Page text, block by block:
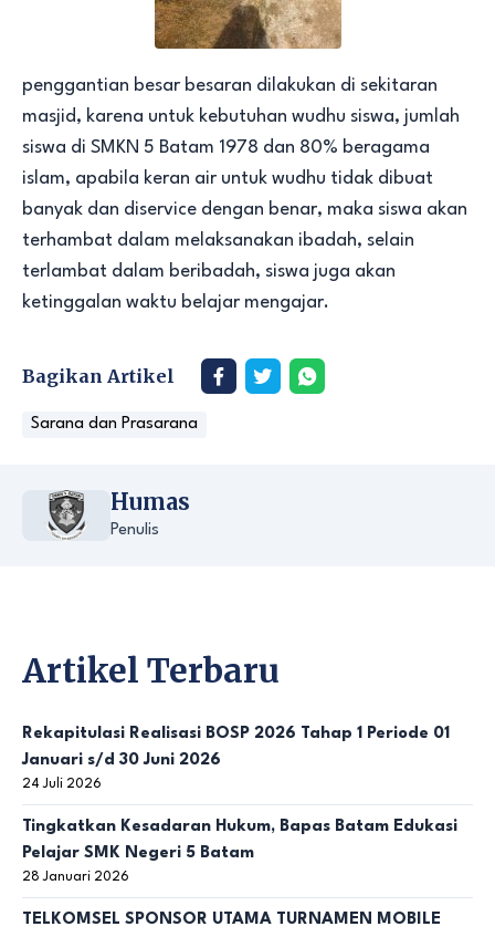
penggantian besar besaran dilakukan di sekitaran
masjid, karena untuk kebutuhan wudhu siswa, jumlah
siswa di SMKN 5 Batam 1978 dan 80% beragama
islam, apabila keran air untuk wudhu tidak dibuat
banyak dan diservice dengan benar, maka siswa akan
terhambat dalam melaksanakan ibadah, selain
terlambat dalam beribadah, siswa juga akan
ketinggalan waktu belajar mengajar.
Bagikan Artikel
Sarana dan Prasarana
Humas
Penulis
Artikel Terbaru
Rekapitulasi Realisasi BOSP 2026 Tahap 1 Periode 01
Januari s/d 30 Juni 2026
24 Juli 2026
Tingkatkan Kesadaran Hukum, Bapas Batam Edukasi
Pelajar SMK Negeri 5 Batam
28 Januari 2026
TELKOMSEL SPONSOR UTAMA TURNAMEN MOBILE